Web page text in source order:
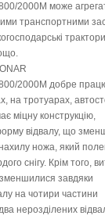
2000M може
транспортними
2000M добре
на тротуарах,
міцну конструкцію,
відвалу, що
ножа, який
снігу. Крім того,
завдяки
на чотири частини
нерозділених